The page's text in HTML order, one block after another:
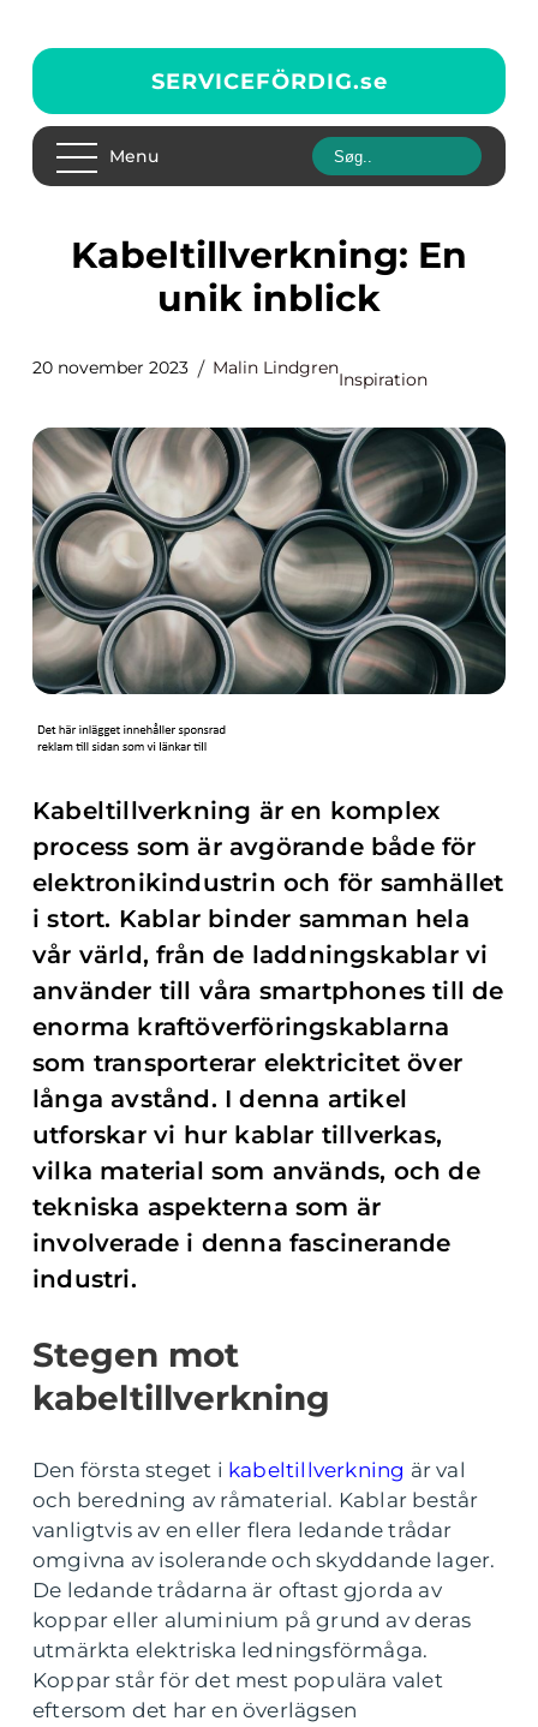
SERVICEFÖRDIG.se
Menu
Kabeltillverkning: En
unik inblick
20 november 2023 Malin Lindgren
Inspiration
Kabeltillverkning är en komplex
process som är avgörande både för
elektronikindustrin och för samhället
i stort. Kablar binder samman hela
vår värld, från de laddningskablar vi
använder till våra smartphones till de
enorma kraftöverföringskablarna
som transporterar elektricitet över
långa avstånd. I denna artikel
utforskar vi hur kablar tillverkas,
vilka material som används, och de
tekniska aspekterna som är
involverade i denna fascinerande
industri.
Stegen mot
kabeltillverkning
Den första steget i kabeltillverkning är val
och beredning av råmaterial. Kablar består
vanligtvis av en eller flera ledande trådar
omgivna av isolerande och skyddande lager.
De ledande trådarna är oftast gjorda av
koppar eller aluminium på grund av deras
utmärkta elektriska ledningsförmåga.
Koppar står för det mest populära valet
eftersom det har en överlägsen